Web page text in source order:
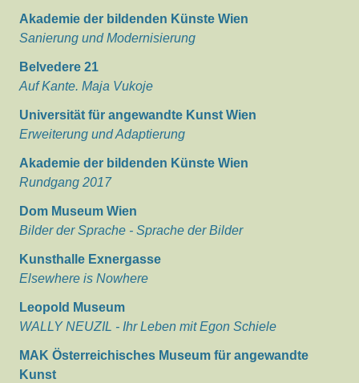
Akademie der bildenden Künste Wien
Sanierung und Modernisierung
Belvedere 21
Auf Kante. Maja Vukoje
Universität für angewandte Kunst Wien
Erweiterung und Adaptierung
Akademie der bildenden Künste Wien
Rundgang 2017
Dom Museum Wien
Bilder der Sprache - Sprache der Bilder
Kunsthalle Exnergasse
Elsewhere is Nowhere
Leopold Museum
WALLY NEUZIL - Ihr Leben mit Egon Schiele
MAK Österreichisches Museum für angewandte
Kunst